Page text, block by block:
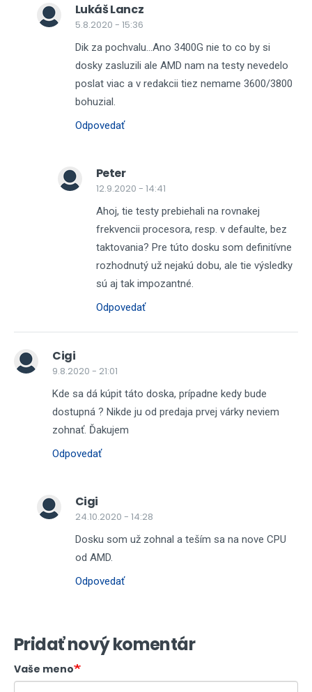
Lukáš Lancz
5.8.2020 - 15:36
Dik za pochvalu...Ano 3400G nie to co by si
dosky zasluzili ale AMD nam na testy nevedelo
poslat viac a v redakcii tiez nemame 3600/3800
bohuzial.
Odpovedať
Peter
12.9.2020 - 14:41
Ahoj, tie testy prebiehali na rovnakej
frekvencii procesora, resp. v defaulte, bez
taktovania? Pre túto dosku som definitívne
rozhodnutý už nejakú dobu, ale tie výsledky
sú aj tak impozantné.
Odpovedať
Cigi
9.8.2020 - 21:01
Kde sa dá kúpit táto doska, prípadne kedy bude
dostupná ? Nikde ju od predaja prvej várky neviem
zohnať. Ďakujem
Odpovedať
Cigi
24.10.2020 - 14:28
Dosku som už zohnal a teším sa na nove CPU
od AMD.
Odpovedať
Pridať nový komentár
Vaše meno